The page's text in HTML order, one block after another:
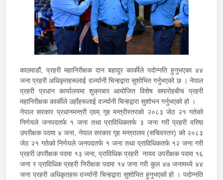
काठमाडौं, प्रहरी महानिरीक्षक दान बहादुर कार्कीले पदोन्नति हुनुभएका ४४
जना प्रहरी अधिकृतहरूलाई दर्ज्यानी चिन्हद्वारा सुशोभित गर्नुभएको छ । नेपाल
प्रहरी प्रधान कार्यालयमा शुक्रबार आयोजित विशेष समारोहबीच प्रहरी
महानिरीक्षक कार्कीले उहाँहरूलाई दर्ज्यानी चिन्हद्वारा सुशोभन गर्नुभएको हो ।
नेपाल सरकार प्रधानमन्त्री एवम् गृह मन्त्रीस्तरको २०८३ जेठ २१ गतेको
निर्णयले जनपदतर्फ १ जना तथा प्राविधिकतर्फ ३ जना गरी प्रहरी वरिष्ठ
उपरीक्षक पदमा ४ जना, नेपाल सरकार गृह मन्त्रालय (सचिवस्तर) को २०८३
जेठ २१ गतेको निर्णयले जनपदतर्फ १ जना तथा प्राविधिकतर्फ १२ जना गरी
प्रहरी उपरीक्षक पदमा १३ जना, प्राविधिक प्रहरी नायव उपरीक्षक पदमा १६
जना र प्राविधिक प्रहरी निरीक्षक पदमा १४ जना गरी कुल ४७ जनामध्ये ४४
जना प्रहरी अधिकृतहरू दर्ज्यानी चिन्हद्वारा सुशोभित हुनुभएको हो । पदोन्नति